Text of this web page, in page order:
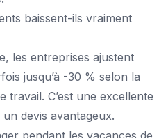
baissent-ils vraiment
les entreprises ajustent
jusqu’à -30 % selon la
travail. C’est une excellente
devis avantageux.
pendant les vacances de